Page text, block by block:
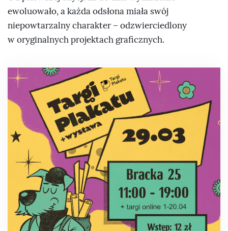
ewoluowało, a każda odsłona miała swój
niepowtarzalny charakter – odzwierciedlony
w oryginalnych projektach graficznych.